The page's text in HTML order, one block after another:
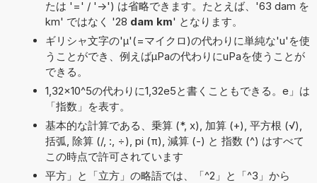
たは '=' / '->') は省略できます。たとえば、'63 dam を
km' ではなく '28 dam km' となります。
ギリシャ文字の'μ'(=マイクロ)の代わりに単純な'u'を使
うことができ、例えばµPaの代わりにuPaを使うことが
できる。
1,32×10^5の代わりに1,32e5と書くこともできる。e」は
「指数」を表す。
基本的な計算である、乗算 (*, x), 加算 (+), 平方根 (√),
括弧, 除算 (/, :, ÷), pi (π), 減算 (-) と 指数 (^) はすべて
この時点で許可されています
平方」と「立方」の略語では、「^2」と「^3」から